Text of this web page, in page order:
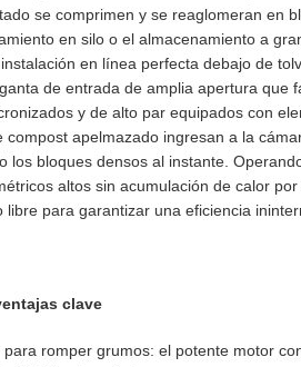
se comprimen y se reaglomeran en
en silo o el almacenamiento a
en línea perfecta debajo de
de entrada de amplia apertura que
y de alto par equipados con
compost apelmazado ingresan a la
los bloques densos al instante.
altos sin acumulación de calor
libre para garantizar una eficiencia
clave
romper grumos: el potente motor